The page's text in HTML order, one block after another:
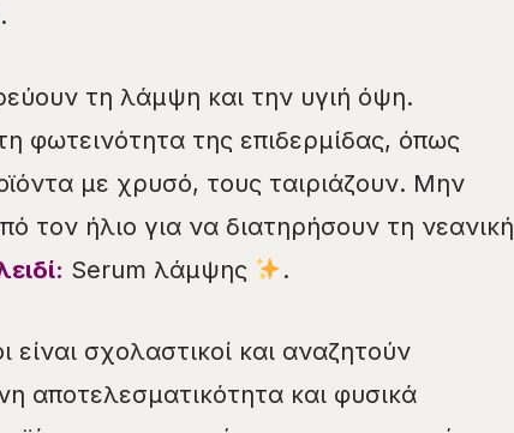
.
τη λάμψη και την υγιή όψη.
φωτεινότητα της επιδερμίδας, όπως
με χρυσό, τους ταιριάζουν. Μην
τον ήλιο για να διατηρήσουν τη νεανική
Serum λάμψης .
είναι σχολαστικοί και αναζητούν
αποτελεσματικότητα και φυσικά